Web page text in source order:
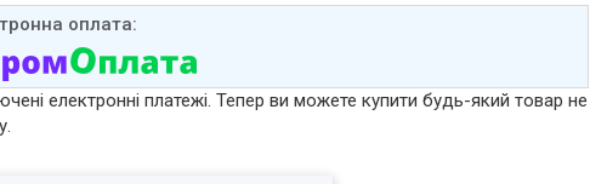
електронні платежі. Тепер ви можете купити будь-який товар не